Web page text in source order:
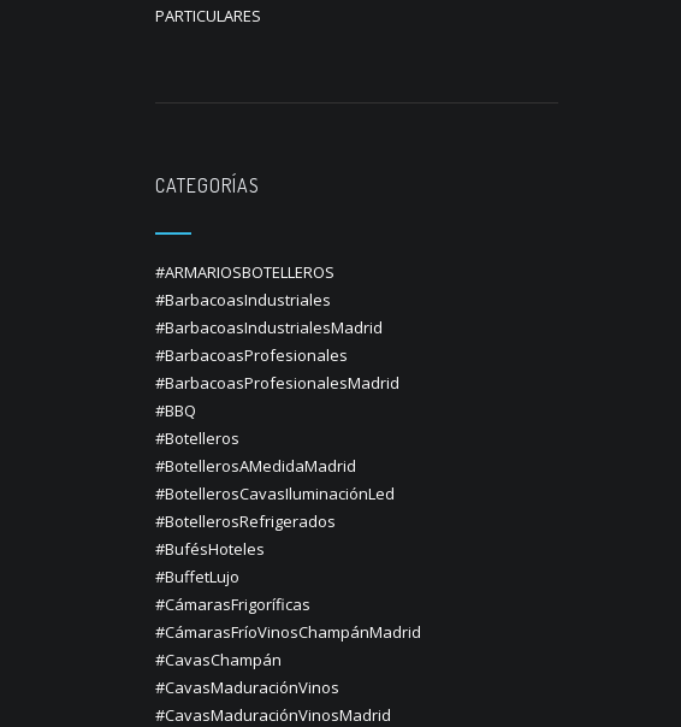
PARTICULARES
CATEGORÍAS
#ARMARIOSBOTELLEROS
#BarbacoasIndustriales
#BarbacoasIndustrialesMadrid
#BarbacoasProfesionales
#BarbacoasProfesionalesMadrid
#BBQ
#Botelleros
#BotellerosAMedidaMadrid
#BotellerosCavasIluminaciónLed
#BotellerosRefrigerados
#BufésHoteles
#BuffetLujo
#CámarasFrigoríficas
#CámarasFríoVinosChampánMadrid
#CavasChampán
#CavasMaduraciónVinos
#CavasMaduraciónVinosMadrid